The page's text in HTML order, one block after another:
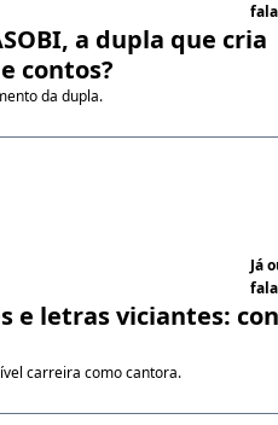
a dupla que cria
contos?
da dupla.
Já
e letras viciantes:
carreira como cantora.